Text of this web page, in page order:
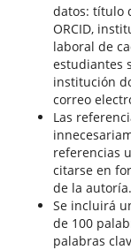
datos: título
ORCID,
laboral de
estudiantes
institución
correo
Las
referencias
citarse en
de la autoría.
Se incluirá
de 100
palabras